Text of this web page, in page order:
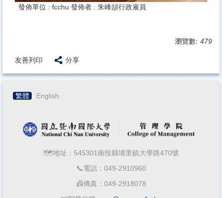
發佈單位 : fcchu 發佈者 : 朱峰頡行政雇員
瀏覽數: 479
友善列印 分享
繁體 English
🗺️地址：545301南投縣埔里鎮大學路470號
📞電話：049-2910960
📠傳真：049-2918078